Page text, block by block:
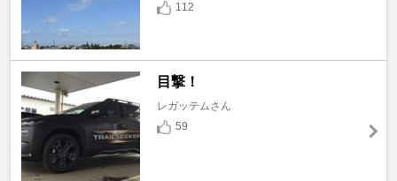
112
目撃！
レガッテムさん
59